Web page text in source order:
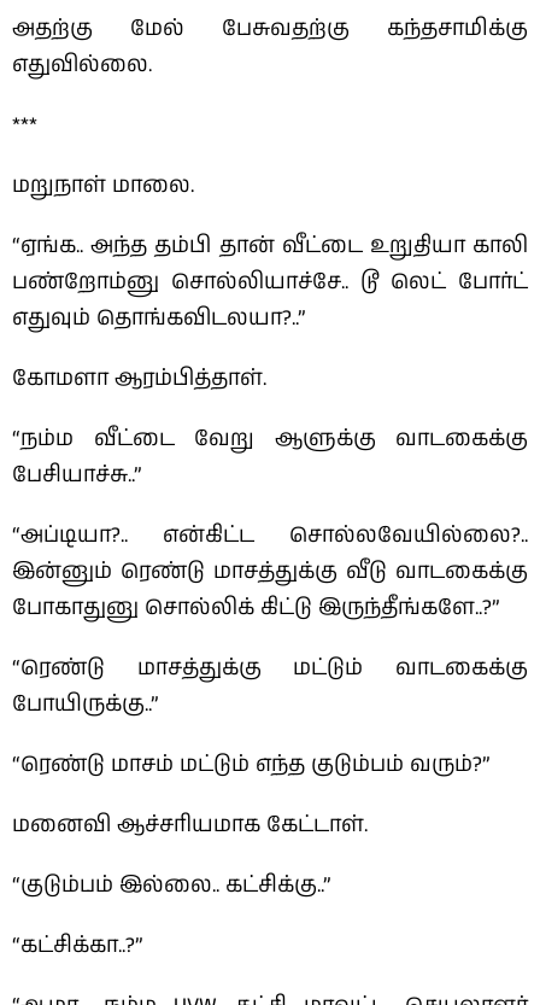
அதற்கு மேல் பேசுவதற்கு கந்தசாமிக்கு
எதுவில்லை.
***
மறுநாள் மாலை.
“ஏங்க.. அந்த தம்பி தான் வீட்டை உறுதியா காலி
பண்றோம்னு சொல்லியாச்சே.. டூ லெட் போர்ட்
எதுவும் தொங்கவிடலயா?..”
கோமளா ஆரம்பித்தாள்.
“நம்ம வீட்டை வேறு ஆளுக்கு வாடகைக்கு
பேசியாச்சு..”
“அப்டியா?.. என்கிட்ட சொல்லவேயில்லை?..
இன்னும் ரெண்டு மாசத்துக்கு வீடு வாடகைக்கு
போகாதுனு சொல்லிக் கிட்டு இருந்தீங்களே..?”
“ரெண்டு மாசத்துக்கு மட்டும் வாடகைக்கு
போயிருக்கு..”
“ரெண்டு மாசம் மட்டும் எந்த குடும்பம் வரும்?”
மனைவி ஆச்சரியமாக கேட்டாள்.
“குடும்பம் இல்லை.. கட்சிக்கு..”
“கட்சிக்கா..?”